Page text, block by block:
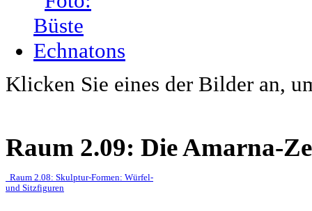
Klicken Sie eines der Bilder an,
Raum 2.09: Die Amarna-
Raum 2.08: Skulptur-Formen: Würfel-
und Sitzfiguren